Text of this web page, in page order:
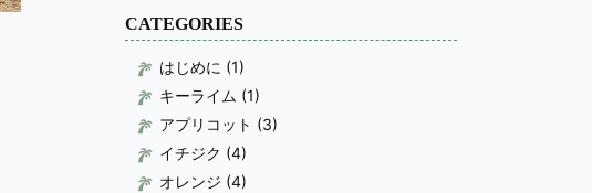
CATEGORIES
はじめに (1)
キーライム (1)
アプリコット (3)
イチジク (4)
オレンジ (4)